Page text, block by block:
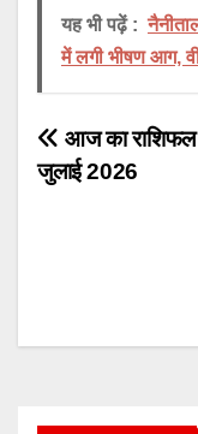
यह भी पढ़ें :
में लगी भीषण आग,
Post
आज का
जुलाई 2026